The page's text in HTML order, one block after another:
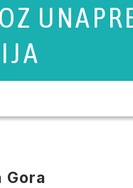
Gora